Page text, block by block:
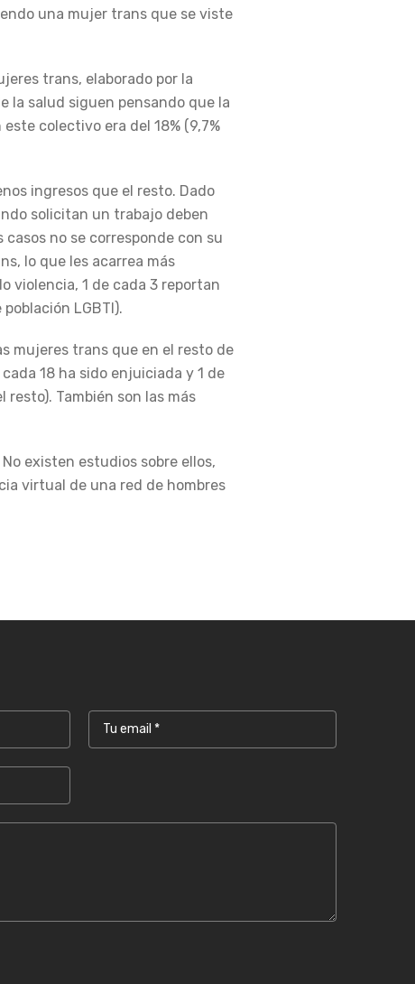
una mujer trans que se viste
trans, elaborado por la
la salud siguen pensando que la
colectivo era del 18% (9,7%
ingresos que el resto. Dado
solicitan un trabajo deben
no se corresponde con su
lo que les acarrea más
violencia, 1 de cada 3 reportan
LGBTI).
mujeres trans que en el resto de
18 ha sido enjuiciada y 1 de
También son las más
existen estudios sobre ellos,
virtual de una red de hombres